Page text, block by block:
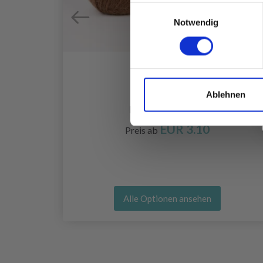
Notwendig
Ablehnen
DROPS ALPACA
Preis abEUR 3.10
Alle Optionen ansehen